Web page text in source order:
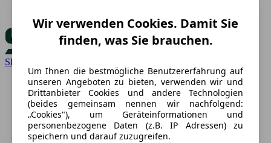
Skoda
Wir verwenden Cookies. Damit Sie
finden, was Sie brauchen.
Um Ihnen die bestmögliche Benutzererfahrung auf
unseren Angeboten zu bieten, verwenden wir und
Drittanbieter Cookies und andere Technologien
(beides gemeinsam nennen wir nachfolgend:
„Cookies"), um Geräteinformationen und
personenbezogene Daten (z.B. IP Adressen) zu
speichern und darauf zuzugreifen.